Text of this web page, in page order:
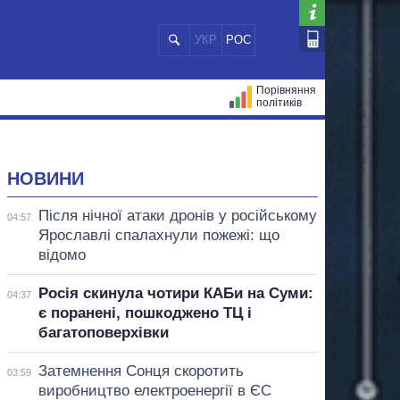
УКР РОС
Порівняння
політиків
НОВИНИ
04:57
Після нічної атаки дронів у російському
Ярославлі спалахнули пожежі: що
відомо
04:37
Росія скинула чотири КАБи на Суми:
є поранені, пошкоджено ТЦ і
багатоповерхівки
03:59
Затемнення Сонця скоротить
виробництво електроенергії в ЄС